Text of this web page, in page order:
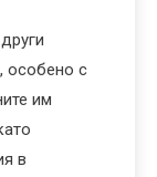
особено с
им
в